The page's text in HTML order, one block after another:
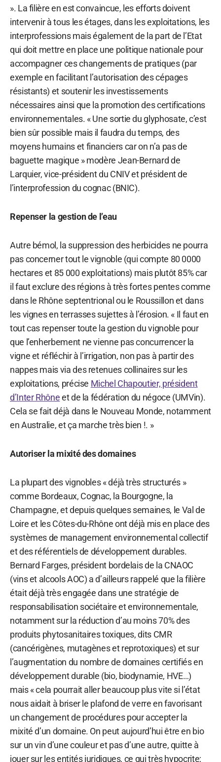
». La filière en est convaincue, les efforts doivent
intervenir à tous les étages, dans les exploitations, les
interprofessions mais également de la part de l’Etat
qui doit mettre en place une politique nationale pour
accompagner ces changements de pratiques (par
exemple en facilitant l’autorisation des cépages
résistants) et soutenir les investissements
nécessaires ainsi que la promotion des certifications
environnementales. « Une sortie du glyphosate, c’est
bien sûr possible mais il faudra du temps, des
moyens humains et financiers car on n’a pas de
baguette magique » modère Jean-Bernard de
Larquier, vice-président du CNIV et président de
l’interprofession du cognac (BNIC).
Repenser la gestion de l’eau
Autre bémol, la suppression des herbicides ne pourra
pas concerner tout le vignoble (qui compte 80 0000
hectares et 85 000 exploitations) mais plutôt 85% car
il faut exclure des régions à très fortes pentes comme
dans le Rhône septentrional ou le Roussillon et dans
les vignes en terrasses sujettes à l’érosion. « Il faut en
tout cas repenser toute la gestion du vignoble pour
que l’enherbement ne vienne pas concurrencer la
vigne et réfléchir à l’irrigation, non pas à partir des
nappes mais via des retenues collinaires sur les
exploitations, précise Michel Chapoutier, président
d’Inter Rhôneet de la fédération du négoce (UMVin).
Cela se fait déjà dans le Nouveau Monde, notamment
en Australie, et ça marche très bien !. »
Autoriser la mixité des domaines
La plupart des vignobles « déjà très structurés »
comme Bordeaux, Cognac, la Bourgogne, la
Champagne, et depuis quelques semaines, le Val de
Loire et les Côtes-du-Rhône ont déjà mis en place des
systèmes de management environnemental collectif
et des référentiels de développement durables.
Bernard Farges, président bordelais de la CNAOC
(vins et alcools AOC) a d’ailleurs rappelé que la filière
était déjà très engagée dans une stratégie de
responsabilisation sociétaire et environnementale,
notamment sur la réduction d’au moins 70% des
produits phytosanitaires toxiques, dits CMR
(cancérigènes, mutagènes et reprotoxiques) et sur
l’augmentation du nombre de domaines certifiés en
développement durable (bio, biodynamie, HVE…)
mais « cela pourrait aller beaucoup plus vite si l’état
nous aidait à briser le plafond de verre en favorisant
un changement de procédures pour accepter la
mixité d’un domaine. On peut aujourd’hui être en bio
sur un vin d’une couleur et pas d’une autre, quitte à
jouer sur les entités juridiques, ce qui très hypocrite;